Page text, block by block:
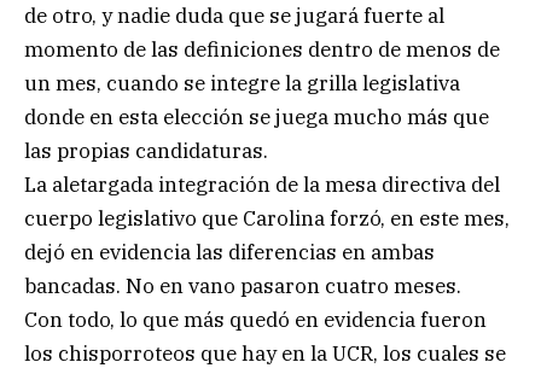
de otro, y nadie duda que se jugará fuerte al
momento de las definiciones dentro de menos de
un mes, cuando se integre la grilla legislativa
donde en esta elección se juega mucho más que
las propias candidaturas.
La aletargada integración de la mesa directiva del
cuerpo legislativo que Carolina forzó, en este mes,
dejó en evidencia las diferencias en ambas
bancadas. No en vano pasaron cuatro meses.
Con todo, lo que más quedó en evidencia fueron
los chisporroteos que hay en la UCR, los cuales se